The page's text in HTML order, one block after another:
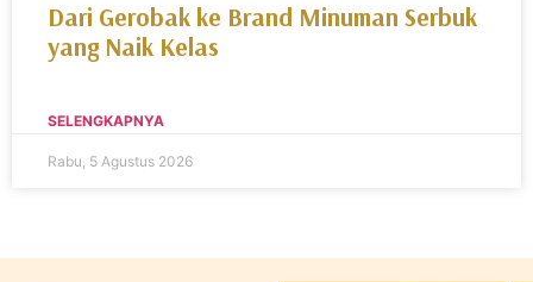
Dari Gerobak ke Brand Minuman Serbuk
yang Naik Kelas
SELENGKAPNYA
Rabu, 5 Agustus 2026